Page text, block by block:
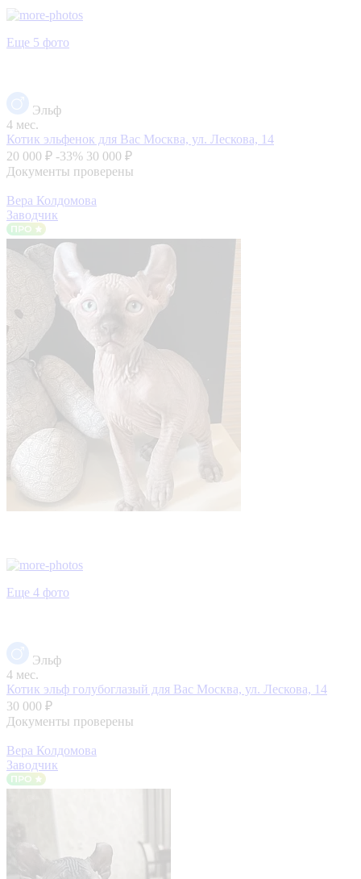
Еще 5 фото
Эльф
4 мес.
Котик эльфенок для Вас Москва, ул. Лескова, 14
20 000 ₽ -33% 30 000 ₽
Документы проверены
Вера Колдомова
Заводчик
Еще 4 фото
Эльф
4 мес.
Котик эльф голубоглазый для Вас Москва, ул. Лескова, 14
30 000 ₽
Документы проверены
Вера Колдомова
Заводчик